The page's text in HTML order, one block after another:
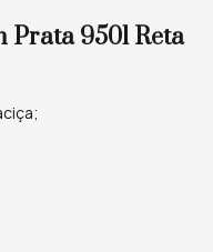
Prata 950l Reta